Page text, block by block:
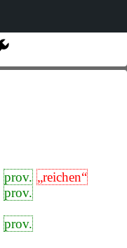
prov. „reichen“
prov.
prov.